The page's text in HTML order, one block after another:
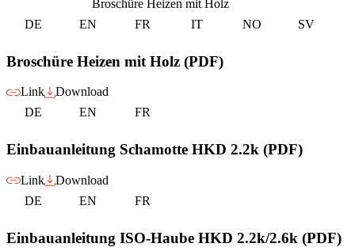
DE EN FR IT NO SV
Broschüre Heizen mit Holz (PDF)
Link
Download
DE
EN FR
Einbauanleitung Schamotte HKD 2.2k (PDF)
Link
Download
DE
EN FR
Einbauanleitung ISO-Haube HKD 2.2k/2.6k (PDF)